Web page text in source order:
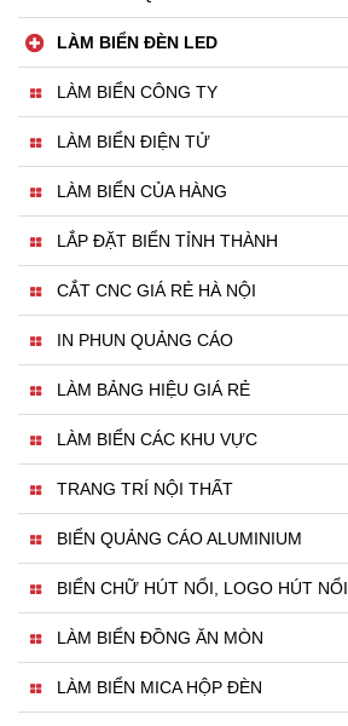
LÀM BIỂN ĐÈN LED
LÀM BIỂN CÔNG TY
LÀM BIỂN ĐIỆN TỬ
LÀM BIỂN CỦA HÀNG
LẮP ĐẶT BIỂN TỈNH THÀNH
CẮT CNC GIÁ RẺ HÀ NỘI
IN PHUN QUẢNG CÁO
LÀM BẢNG HIỆU GIÁ RẺ
LÀM BIỂN CÁC KHU VỰC
TRANG TRÍ NỘI THẤT
BIỂN QUẢNG CÁO ALUMINIUM
BIỂN CHỮ HÚT NỔI, LOGO HÚT NỔI
LÀM BIỂN ĐỒNG ĂN MÒN
LÀM BIỂN MICA HỘP ĐÈN